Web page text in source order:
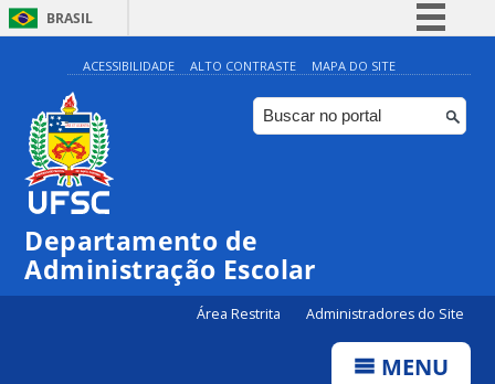
BRASIL
Simplifique!
Comunica BR
Participe
ACESSIBILIDADE ALTO CONTRASTE MAPA DO SITE
Departamento de
Administração Escolar
Área Restrita Administradores do Site
MENU